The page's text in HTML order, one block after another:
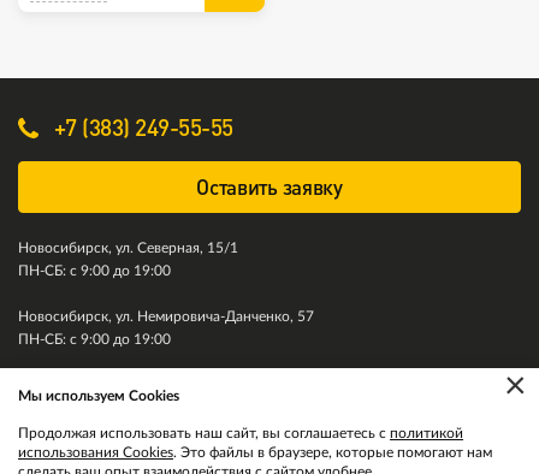
+7 (383) 249-55-55
Оставить заявку
Новосибирск, ул. Северная, 15/1
ПН-СБ: с 9:00 до 19:00
Новосибирск, ул. Немировича-Данченко, 57
ПН-СБ: с 9:00 до 19:00
×
Мы используем Cookies
Продолжая использовать наш сайт, вы соглашаетесь с политикой
использования Cookies. Это файлы в браузере, которые помогают нам